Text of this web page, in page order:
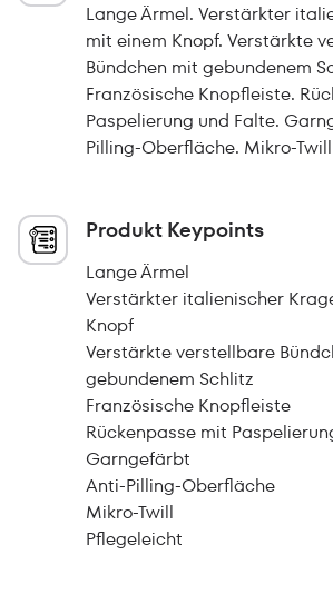
Lange Ärmel. Verstärkter
mit einem Knopf. Verstärkte
Bündchen mit gebundenem
Französische Knopfleiste.
Paspelierung und Falte.
Pilling-Oberfläche. Mikro-
Produkt Keypoints
Lange Ärmel
Verstärkter italienischer
Knopf
Verstärkte verstellbare
gebundenem Schlitz
Französische Knopfleiste
Rückenpasse mit
Garngefärbt
Anti-Pilling-Oberfläche
Mikro-Twill
Pflegeleicht